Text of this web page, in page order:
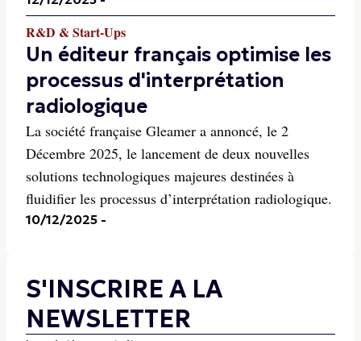
R&D & Start-Ups
Un éditeur français optimise les
processus d'interprétation
radiologique
La société française Gleamer a annoncé, le 2
Décembre 2025, le lancement de deux nouvelles
solutions technologiques majeures destinées à
fluidifier les processus d’interprétation radiologique.
10/12/2025 -
S'INSCRIRE A LA
NEWSLETTER